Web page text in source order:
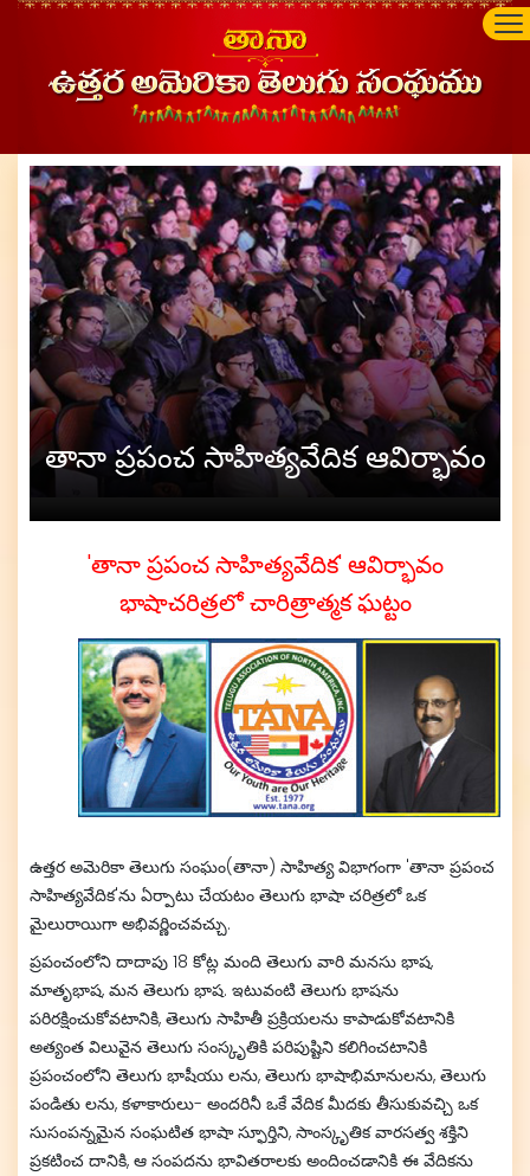
తానా ప్రపంచ సాహిత్యవేదిక ఆవిర్భావం
'తానా ప్రపంచ సాహిత్యవేదిక' ఆవిర్భావం
భాషాచరిత్రలో చారిత్రాత్మక ఘట్టం
ఉత్తర అమెరికా తెలుగు సంఘం(తానా) సాహిత్య విభాగంగా 'తానా ప్రపంచ
సాహిత్యవేదిక'ను ఏర్పాటు చేయటం తెలుగు భాషా చరిత్రలో ఒక
మైలురాయిగా అభివర్ణించవచ్చు.
ప్రపంచంలోని దాదాపు 18 కోట్ల మంది తెలుగు వారి మనసు భాష,
మాతృభాష, మన తెలుగు భాష. ఇటువంటి తెలుగు భాషను
పరిరక్షించుకోవటానికి, తెలుగు సాహితీ ప్రక్రియలను కాపాడుకోవటానికి
అత్యంత విలువైన తెలుగు సంస్కృతికి పరిపుష్టిని కలిగించటానికి
ప్రపంచంలోని తెలుగు భాషీయు లను, తెలుగు భాషాభిమానులను, తెలుగు
పండితు లను, కళాకారులు- అందరినీ ఒకే వేదిక మీదకు తీసుకువచ్చి ఒక
సుసంపన్నమైన సంఘటిత భాషా స్ఫూర్తిని, సాంస్కృతిక వారసత్వ శక్తిని
ప్రకటించ దానికి, ఆ సంపదను భావితరాలకు అందించడానికి ఈ వేదికను